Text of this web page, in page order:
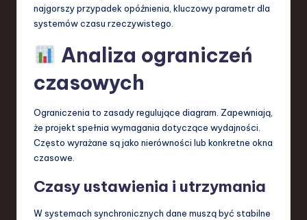
najgorszy przypadek opóźnienia, kluczowy parametr dla
systemów czasu rzeczywistego.
Analiza ograniczeń
czasowych
Ograniczenia to zasady regulujące diagram. Zapewniają,
że projekt spełnia wymagania dotyczące wydajności.
Często wyrażane są jako nierówności lub konkretne okna
czasowe.
Czasy ustawienia i utrzymania
W systemach synchronicznych dane muszą być stabilne